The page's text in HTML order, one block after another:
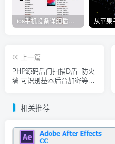
ios手机设备详细插件平刷教程
上一篇
PHP源码后门扫描D盾_防火
墙 可识别基本后台加密等文
相关推荐